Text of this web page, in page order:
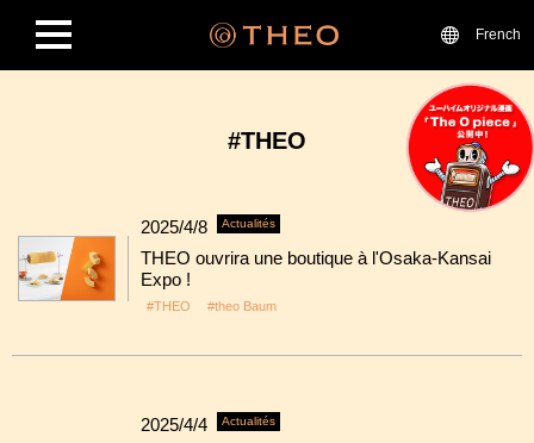
French
#THEO
2025/4/8 Actualités
THEO ouvrira une boutique à l'Osaka-Kansai
Expo !
#THEO #theo Baum
2025/4/4 Actualités